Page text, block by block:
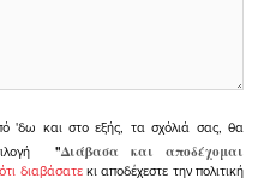
'δω και στο εξής, τα σχόλιά σας, θα
"Διάβασα και αποδέχομαι
διαβάσατεκι αποδέχεστε την πολιτική